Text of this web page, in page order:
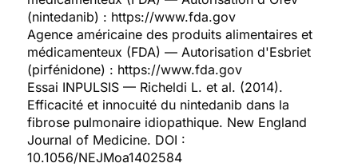
(nintedanib) : https://www.fda.gov
Agence américaine des produits alimentaires et
médicamenteux (FDA) — Autorisation d'Esbriet
(pirfénidone) : https://www.fda.gov
Essai INPULSIS — Richeldi L. et al. (2014).
Efficacité et innocuité du nintedanib dans la
fibrose pulmonaire idiopathique. New England
Journal of Medicine. DOI :
10.1056/NEJMoa1402584